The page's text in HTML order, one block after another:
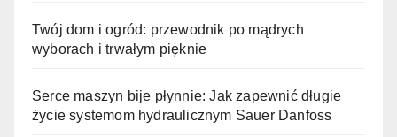
Twój dom i ogród: przewodnik po mądrych
wyborach i trwałym pięknie
Serce maszyn bije płynnie: Jak zapewnić długie
życie systemom hydraulicznym Sauer Danfoss